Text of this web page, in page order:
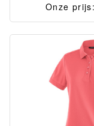
Onze prijs: